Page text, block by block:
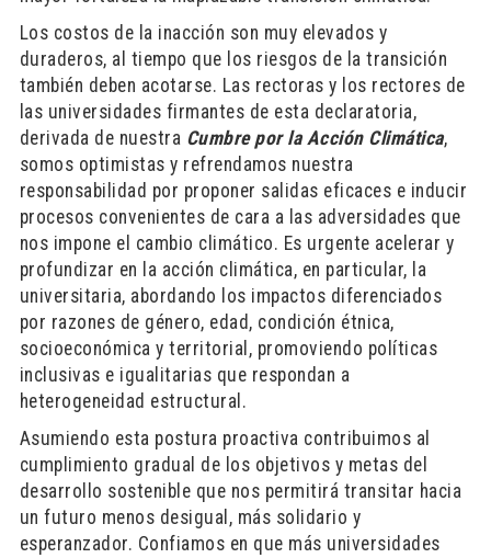
Los costos de la inacción son muy elevados y
duraderos, al tiempo que los riesgos de la transición
también deben acotarse. Las rectoras y los rectores de
las universidades firmantes de esta declaratoria,
derivada de nuestra Cumbre por la Acción Climática,
somos optimistas y refrendamos nuestra
responsabilidad por proponer salidas eficaces e inducir
procesos convenientes de cara a las adversidades que
nos impone el cambio climático. Es urgente acelerar y
profundizar en la acción climática, en particular, la
universitaria, abordando los impactos diferenciados
por razones de género, edad, condición étnica,
socioeconómica y territorial, promoviendo políticas
inclusivas e igualitarias que respondan a
heterogeneidad estructural.
Asumiendo esta postura proactiva contribuimos al
cumplimiento gradual de los objetivos y metas del
desarrollo sostenible que nos permitirá transitar hacia
un futuro menos desigual, más solidario y
esperanzador. Confiamos en que más universidades